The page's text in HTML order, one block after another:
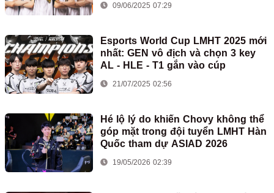
09/06/2025 07:29
Esports World Cup LMHT 2025 mới
nhất: GEN vô địch và chọn 3 key
AL - HLE - T1 gắn vào cúp
21/07/2025 02:56
Hé lộ lý do khiến Chovy không thể
góp mặt trong đội tuyển LMHT Hàn
Quốc tham dự ASIAD 2026
19/05/2026 02:39